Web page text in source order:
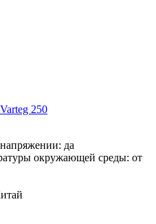
250
да
окружающей среды: от